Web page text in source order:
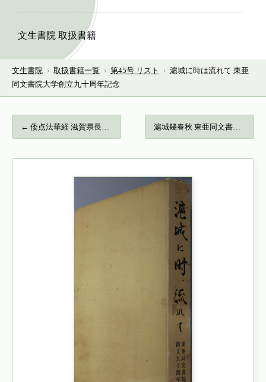
文生書院 取扱書籍
文生書院 › 取扱書籍一覧 › 第45号 リスト › 滬城に時は流れて 東亜
同文書院大学創立九十周年記念
← 倭点法華経 滋賀県長浜市八幡宮蔵 心空版… 滬城幾春秋 東亜同文書院大学第四十期生卒… →